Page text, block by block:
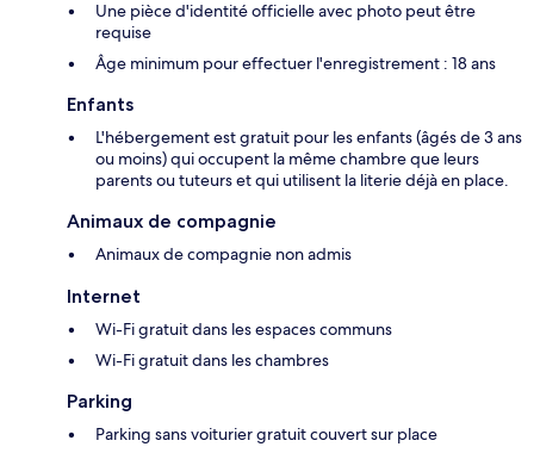
Une pièce d'identité officielle avec photo peut être
requise
Âge minimum pour effectuer l'enregistrement : 18 ans
Enfants
L'hébergement est gratuit pour les enfants (âgés de 3 ans
ou moins) qui occupent la même chambre que leurs
parents ou tuteurs et qui utilisent la literie déjà en place.
Animaux de compagnie
Animaux de compagnie non admis
Internet
Wi-Fi gratuit dans les espaces communs
Wi-Fi gratuit dans les chambres
Parking
Parking sans voiturier gratuit couvert sur place